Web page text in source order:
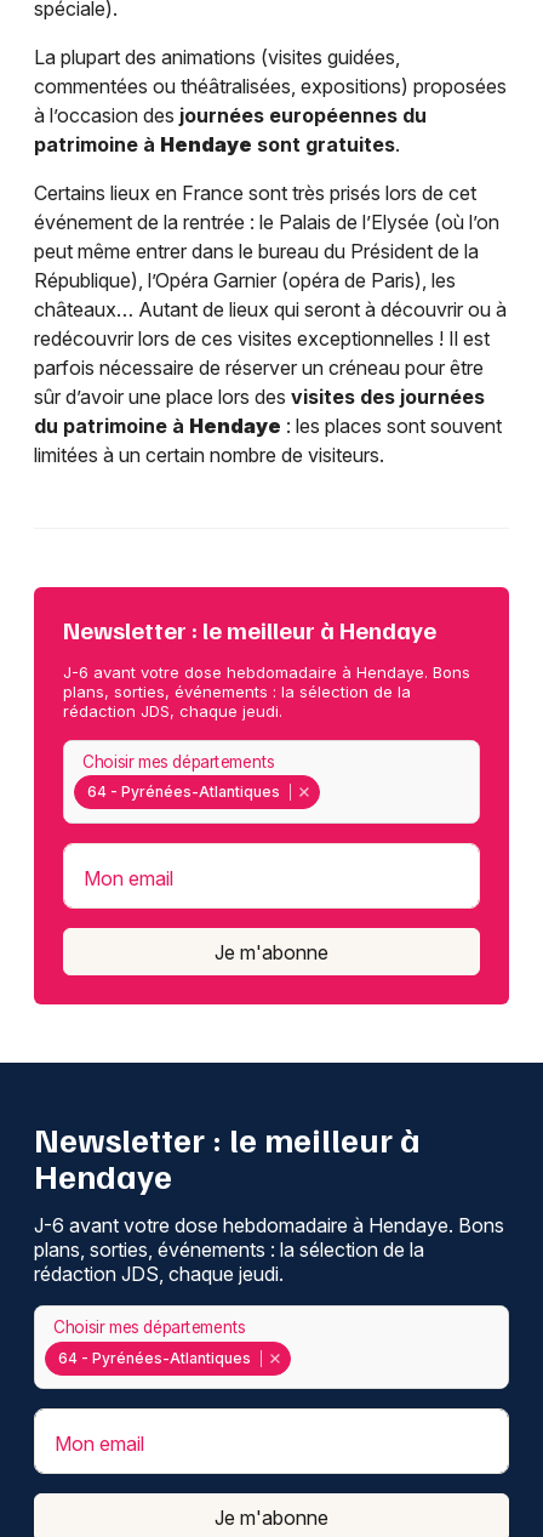
spéciale).
La plupart des animations (visites guidées,
commentées ou théâtralisées, expositions) proposées
à l’occasion des journées européennes du
patrimoine à Hendaye sont gratuites.
Certains lieux en France sont très prisés lors de cet
événement de la rentrée : le Palais de l’Elysée (où l’on
peut même entrer dans le bureau du Président de la
République), l’Opéra Garnier (opéra de Paris), les
châteaux… Autant de lieux qui seront à découvrir ou à
redécouvrir lors de ces visites exceptionnelles ! Il est
parfois nécessaire de réserver un créneau pour être
sûr d’avoir une place lors des visites des journées
du patrimoine à Hendaye : les places sont souvent
limitées à un certain nombre de visiteurs.
Newsletter : le meilleur à Hendaye
J-6 avant votre dose hebdomadaire à Hendaye. Bons
plans, sorties, événements : la sélection de la
rédaction JDS, chaque jeudi.
64 - Pyrénées-Atlantiques
Choisir mes départements
Mon email
Je m'abonne
Newsletter : le meilleur à
Hendaye
J-6 avant votre dose hebdomadaire à Hendaye. Bons
plans, sorties, événements : la sélection de la
rédaction JDS, chaque jeudi.
64 - Pyrénées-Atlantiques
Choisir mes départements
Mon email
Je m'abonne